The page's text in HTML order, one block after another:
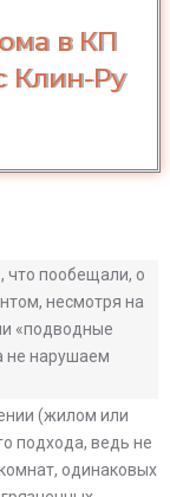
в КП
Клин-Ру
что пообещали, о
несмотря на
«подводные
не нарушаем
(жилом или
подхода, ведь не
одинаковых